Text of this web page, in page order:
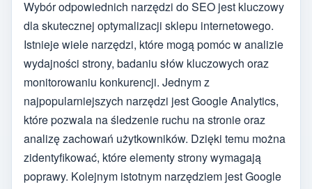
Wybór odpowiednich narzędzi do SEO jest kluczowy
dla skutecznej optymalizacji sklepu internetowego.
Istnieje wiele narzędzi, które mogą pomóc w analizie
wydajności strony, badaniu słów kluczowych oraz
monitorowaniu konkurencji. Jednym z
najpopularniejszych narzędzi jest Google Analytics,
które pozwala na śledzenie ruchu na stronie oraz
analizę zachowań użytkowników. Dzięki temu można
zidentyfikować, które elementy strony wymagają
poprawy. Kolejnym istotnym narzędziem jest Google